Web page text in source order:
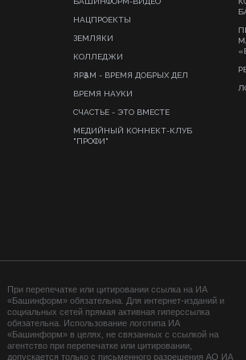
НАЦПРОЕКТЫ
ЗЕМЛЯКИ
КОЛЛЕДЖИ
ЯРҘАМ - ВРЕМЯ ДОБРЫХ ДЕЛ
ВРЕМЯ НАУКИ
СЧАСТЬЕ - ЭТО ВМЕСТЕ
МЕДИЙНЫЙ КОННЕКТ-КЛУБ
"ПРОФИ"
При перепечатке или цитировании ссылка на ИА
«Башинформ» обязательна. Для интернет-изданий и
социальных сетей прямая активная гиперссылка
обязательна. Использование логотипа ИА
«Башинформ» в целях, не связанных с ссылкой на
агентство при перепечатке или цитировании,
допускается только с письменного разрешения АО ИА